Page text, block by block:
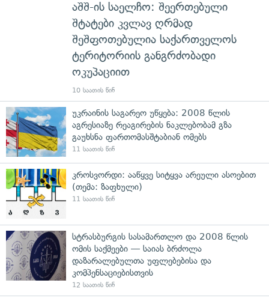
აშშ-ის საელჩო: შეერთებული
შტატები კვლავ ღრმად
შეშფოთებულია საქართველოს
ტერიტორიის განგრძობადი
ოკუპაციით
10 საათის წინ
უკრაინის საგარეო უწყება: 2008 წლის
აგრესიაზე რეაგირების ნაკლებობამ გზა
გაუხსნა ფართომასშტაბიან ომებს
11 საათის წინ
კროსვორდი: ააწყვე სიტყვა არეული ასოებით
(თემა: ზაფხული)
11 საათის წინ
სტრასბურგის სასამართლო და 2008 წლის
ომის საქმეები — საიას ბრძოლა
დაზარალებულთა უფლებებისა და
კომპენსაციებისთვის
12 საათის წინ